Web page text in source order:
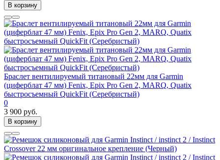
В корзину
Браслет вентилируемый титановый 22мм для Garmin
(циферблат 47 мм) Fenix, Epix Pro Gen 2, MARQ, Quatix
быстросъемный QuickFit (Серебристый)
0
3 900 руб.
В корзину